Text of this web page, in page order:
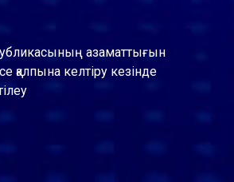
азаматтығын
қалпына келтіру кезінде